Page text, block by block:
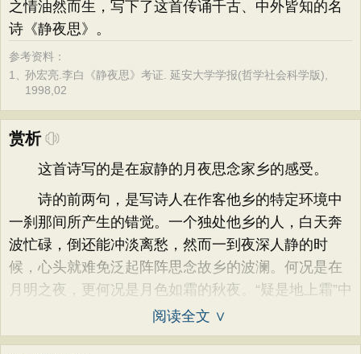
之情油然而生，写下了这首传诵千古、中外皆知的名
诗《静夜思》。
参考资料：
1、孙宏亮.李白《静夜思》考证. 延安大学学报(哲学社会科学版),
1998,02
赏析
这首诗写的是在寂静的月夜思念家乡的感受。
诗的前两句，是写诗人在作客他乡的特定环境中
一刹那间所产生的错觉。一个独处他乡的人，白天奔
波忙碌，倒还能冲淡离愁，然而一到夜深人静的时
候，心头就难免泛起阵阵思念故乡的波澜。何况是在
月明之夜，更何况是月色如霜的秋夜。“疑是地上霜”中
阅读全文 ∨